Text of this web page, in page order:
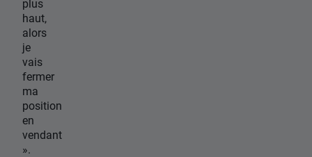
plus
haut,
alors
je
vais
fermer
ma
position
en
vendant
».